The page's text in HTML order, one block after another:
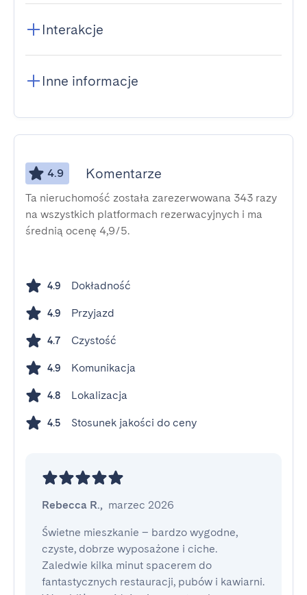
Interakcje
Inne informacje
4.9 Komentarze
Ta nieruchomość została zarezerwowana 343 razy
na wszystkich platformach rezerwacyjnych i ma
średnią ocenę 4,9/5.
4.9 Dokładność
4.9 Przyjazd
4.7 Czystość
4.9 Komunikacja
4.8 Lokalizacja
4.5 Stosunek jakości do ceny
Rebecca R., marzec 2026
Świetne mieszkanie – bardzo wygodne,
czyste, dobrze wyposażone i ciche.
Zaledwie kilka minut spacerem do
fantastycznych restauracji, pubów i kawiarni.